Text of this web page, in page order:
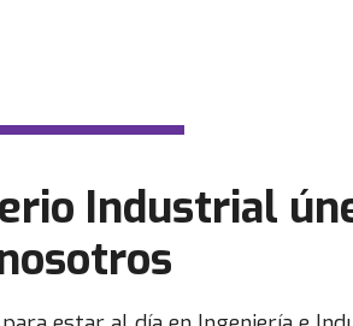
Industrial